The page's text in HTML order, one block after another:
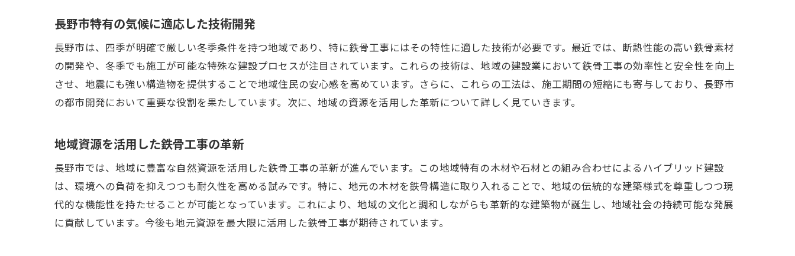
鉄骨工事を通じた地域活性化の取り組み
地域社会への貢献を果たす革新技術
長野市の技術が未来の地域を豊かにする
長野市特有の気候に適応した技術開発
長野市は、四季が明確で厳しい冬季条件を持つ地域であり、特に鉄骨工事にはその特性に適した技術が必要です。最近では、断熱性能の高い鉄骨素材
の開発や、冬季でも施工が可能な特殊な建設プロセスが注目されています。これらの技術は、地域の建設業において鉄骨工事の効率性と安全性を向上
させ、地震にも強い構造物を提供することで地域住民の安心感を高めています。さらに、これらの工法は、施工期間の短縮にも寄与しており、長野市
の都市開発において重要な役割を果たしています。次に、地域の資源を活用した革新について詳しく見ていきます。
地域資源を活用した鉄骨工事の革新
長野市では、地域に豊富な自然資源を活用した鉄骨工事の革新が進んでいます。この地域特有の木材や石材との組み合わせによるハイブリッド建設
は、環境への負荷を抑えつつも耐久性を高める試みです。特に、地元の木材を鉄骨構造に取り入れることで、地域の伝統的な建築様式を尊重しつつ現
代的な機能性を持たせることが可能となっています。これにより、地域の文化と調和しながらも革新的な建築物が誕生し、地域社会の持続可能な発展
に貢献しています。今後も地元資源を最大限に活用した鉄骨工事が期待されています。